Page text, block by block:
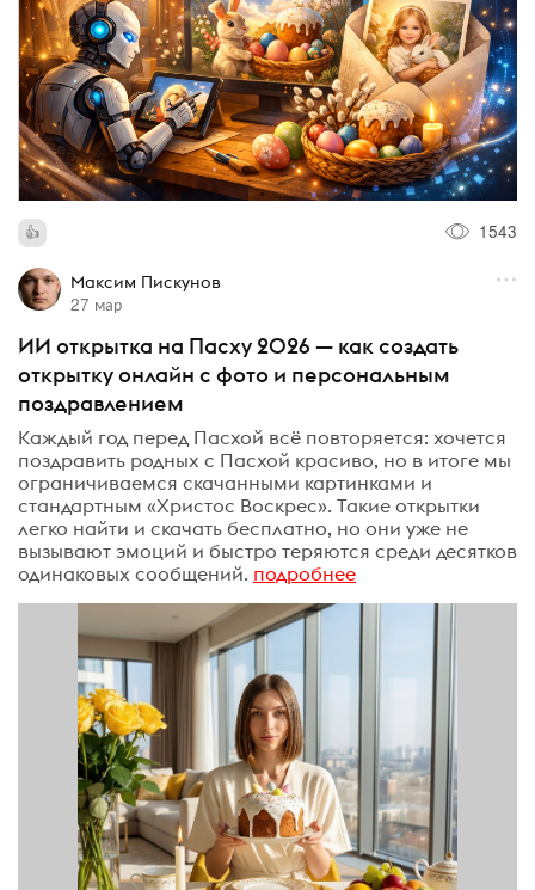
1543
Максим Пискунов
27 мар
ИИ открытка на Пасху 2026 — как создать
открытку онлайн с фото и персональным
поздравлением
Каждый год перед Пасхой всё повторяется: хочется
поздравить родных с Пасхой красиво, но в итоге мы
ограничиваемся скачанными картинками и
стандартным «Христос Воскрес». Такие открытки
легко найти и скачать бесплатно, но они уже не
вызывают эмоций и быстро теряются среди десятков
одинаковых сообщений. подробнее